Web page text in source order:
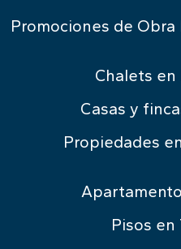
Promociones de Obra
Chalets en
Casas y
Propiedades
Pisos en